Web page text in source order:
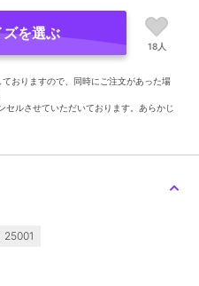
を選ぶ
18人
おりますので、同時にご注文があった場
セルさせていただいております。あらかじ
25001